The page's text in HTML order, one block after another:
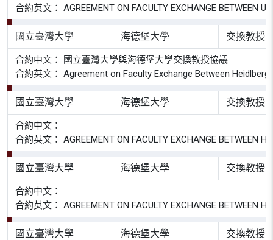
合約英文： AGREEMENT ON FACULTY EXCHANGE BETWEEN
國立臺灣大學 海德堡大學 交換教授
合約中文： 國立臺灣大學與海德堡大學交換教授協議
合約英文： Agreement on Faculty Exchange Between
國立臺灣大學 海德堡大學 交換教授
合約中文：
合約英文： AGREEMENT ON FACULTY EXCHANGE BETWEEN
國立臺灣大學 海德堡大學 交換教授
合約中文：
合約英文： AGREEMENT ON FACULTY EXCHANGE BETWEEN
國立臺灣大學 海德堡大學 交換教授